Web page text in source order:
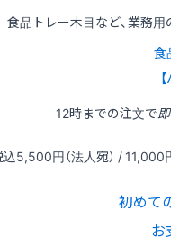
食品トレー木目など、業務
食
12時までの注文で
込5,500円（法人宛） / 11,000
初めて
お